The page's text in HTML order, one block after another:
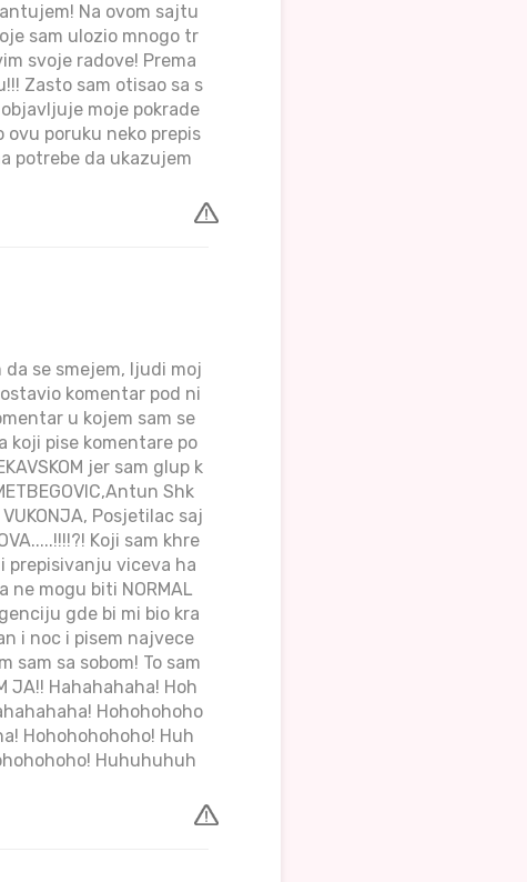
Na ovom sajtu
sam ulozio mnogo tr
svoje radove! Prema
Zasto sam otisao sa s
moje pokrade
ovu poruku neko prepis
potrebe da ukazujem
se smejem, ljudi moj
komentar pod ni
u kojem sam se
koji pise komentare po
jer sam glup k
Shk
Posjetilac saj
Koji sam khre
prepisivanju viceva ha
ne mogu biti NORMAL
gde bi mi bio kra
i noc i pisem najvece
sam sa sobom! To sam
JA!! Hahahahaha! Hoh
Hohohohoho
Hohohohohoho! Huh
Huhuhuhuh